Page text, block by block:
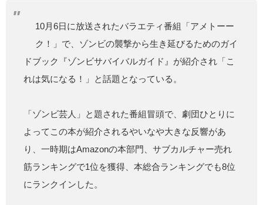
10月6日に放送されたバラエティ番組「アメトーー
ク！」で、ゾンビの襲撃から生き延びるためのガイ
ドブック『ゾンビサバイバルガイド』が紹介され「こ
れは気になる！」と話題となっている。
「ゾンビ芸人」と題された番組冒頭で、劇団ひとりに
よってこの本が紹介されるやいなや大きな反響があ
り、一時期はAmazonの本部門、サブカルチャー売れ
筋ランキングで1位を獲得、本総合ランキングでも8位
にランクインした。